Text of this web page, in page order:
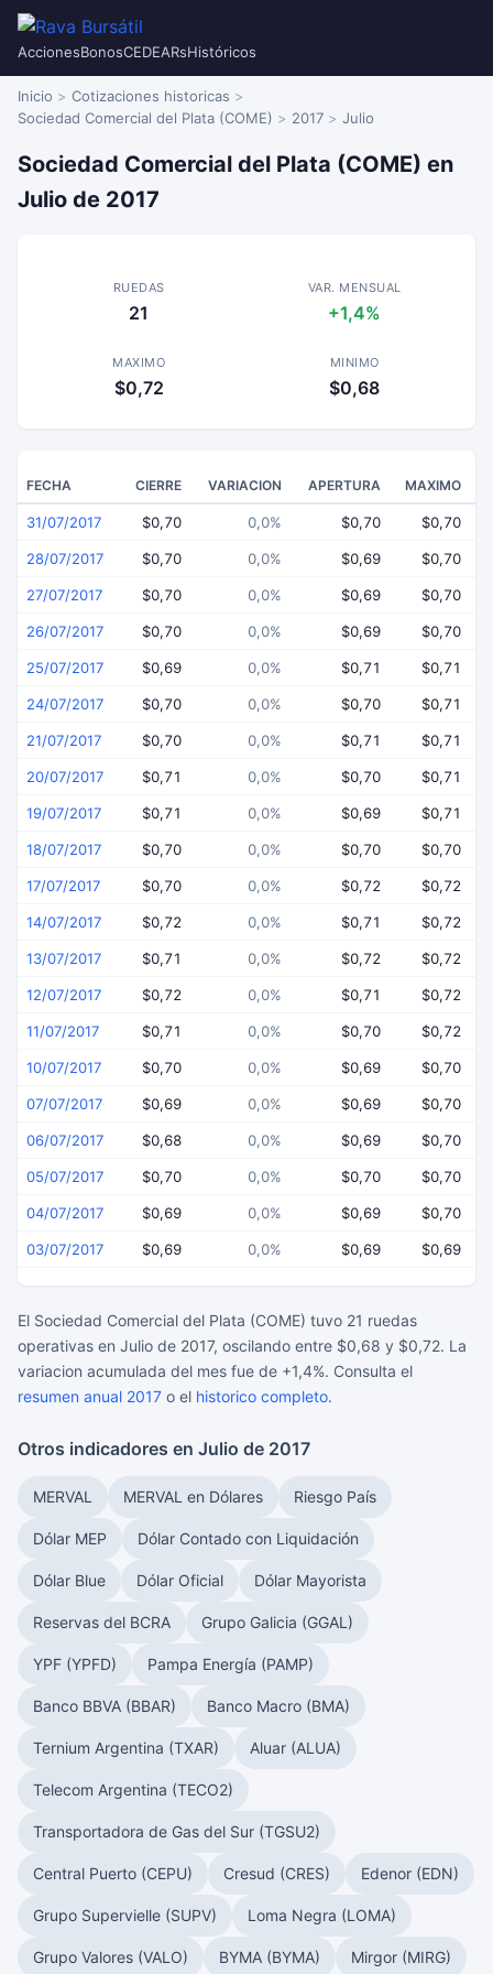
AccionesBonosCEDEARsHistóricos
Inicio
Cotizaciones historicas
Sociedad Comercial del Plata (COME)
2017 Julio
Sociedad Comercial del Plata (COME) en
Julio de 2017
RUEDAS
21
VAR. MENSUAL
+1,4%
MAXIMO
$0,72
MINIMO
$0,68
FECHA CIERRE VARIACION APERTURA MAXIMO
31/07/2017 $0,70 0,0% $0,70 $0,70
28/07/2017 $0,70 0,0% $0,69 $0,70
27/07/2017 $0,70 0,0% $0,69 $0,70
26/07/2017 $0,70 0,0% $0,69 $0,70
25/07/2017 $0,69 0,0% $0,71 $0,71
24/07/2017 $0,70 0,0% $0,70 $0,71
21/07/2017 $0,70 0,0% $0,71 $0,71
20/07/2017 $0,71 0,0% $0,70 $0,71
19/07/2017 $0,71 0,0% $0,69 $0,71
18/07/2017 $0,70 0,0% $0,70 $0,70
17/07/2017 $0,70 0,0% $0,72 $0,72
14/07/2017 $0,72 0,0% $0,71 $0,72
13/07/2017 $0,71 0,0% $0,72 $0,72
12/07/2017 $0,72 0,0% $0,71 $0,72
11/07/2017 $0,71 0,0% $0,70 $0,72
10/07/2017 $0,70 0,0% $0,69 $0,70
07/07/2017 $0,69 0,0% $0,69 $0,70
06/07/2017 $0,68 0,0% $0,69 $0,70
05/07/2017 $0,70 0,0% $0,70 $0,70
04/07/2017 $0,69 0,0% $0,69 $0,70
03/07/2017 $0,69 0,0% $0,69 $0,69
El Sociedad Comercial del Plata (COME) tuvo 21 ruedas
operativas en Julio de 2017, oscilando entre $0,68 y $0,72. La
variacion acumulada del mes fue de +1,4%. Consulta el
resumen anual 2017 o el historico completo.
Otros indicadores en Julio de 2017
MERVAL MERVAL en Dólares Riesgo País
Dólar MEP Dólar Contado con Liquidación
Dólar Blue Dólar Oficial Dólar Mayorista
Reservas del BCRA Grupo Galicia (GGAL)
YPF (YPFD) Pampa Energía (PAMP)
Banco BBVA (BBAR) Banco Macro (BMA)
Ternium Argentina (TXAR) Aluar (ALUA)
Telecom Argentina (TECO2)
Transportadora de Gas del Sur (TGSU2)
Central Puerto (CEPU) Cresud (CRES) Edenor (EDN)
Grupo Supervielle (SUPV) Loma Negra (LOMA)
Grupo Valores (VALO) BYMA (BYMA) Mirgor (MIRG)